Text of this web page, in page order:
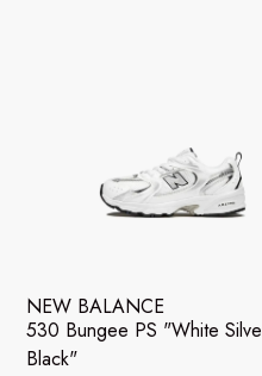
NEW BALANCE
530 Bungee PS "White
Black"